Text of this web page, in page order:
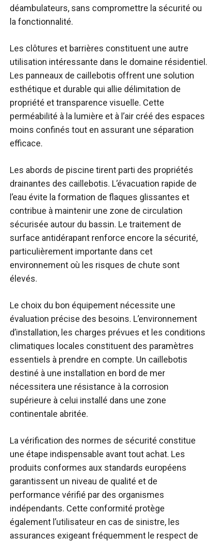
déambulateurs, sans compromettre la sécurité ou
la fonctionnalité.
Les clôtures et barrières constituent une autre
utilisation intéressante dans le domaine résidentiel.
Les panneaux de caillebotis offrent une solution
esthétique et durable qui allie délimitation de
propriété et transparence visuelle. Cette
perméabilité à la lumière et à l’air créé des espaces
moins confinés tout en assurant une séparation
efficace.
Les abords de piscine tirent parti des propriétés
drainantes des caillebotis. L’évacuation rapide de
l’eau évite la formation de flaques glissantes et
contribue à maintenir une zone de circulation
sécurisée autour du bassin. Le traitement de
surface antidérapant renforce encore la sécurité,
particulièrement importante dans cet
environnement où les risques de chute sont
élevés.
Le choix du bon équipement nécessite une
évaluation précise des besoins. L’environnement
d’installation, les charges prévues et les conditions
climatiques locales constituent des paramètres
essentiels à prendre en compte. Un caillebotis
destiné à une installation en bord de mer
nécessitera une résistance à la corrosion
supérieure à celui installé dans une zone
continentale abritée.
La vérification des normes de sécurité constitue
une étape indispensable avant tout achat. Les
produits conformes aux standards européens
garantissent un niveau de qualité et de
performance vérifié par des organismes
indépendants. Cette conformité protège
également l’utilisateur en cas de sinistre, les
assurances exigeant fréquemment le respect de